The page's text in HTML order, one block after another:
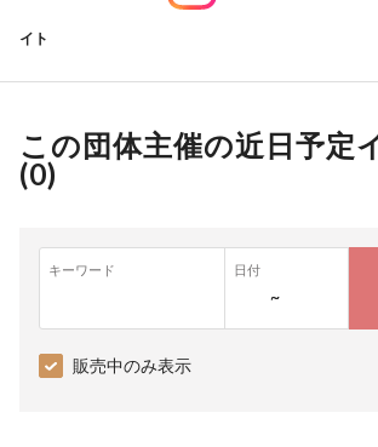
イト
この団体主催の近日予定
(0)
キーワード 日付
~
販売中のみ表示